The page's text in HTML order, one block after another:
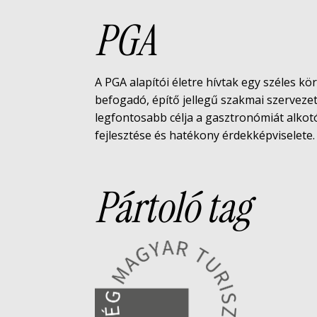
PGA
A PGA alapítói életre hívtak egy széles
befogadó, építő jellegű szakmai
legfontosabb célja a gasztronómiát
fejlesztése és hatékony érdekképviselete.
Pártoló tag